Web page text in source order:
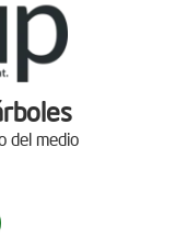
del medio